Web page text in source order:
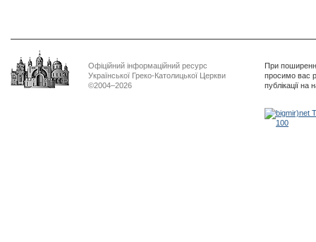
Офіційний інформаційний ресурс
Української Греко-Католицької Церкви
©2004–2026
При
просимо вас
публікації на